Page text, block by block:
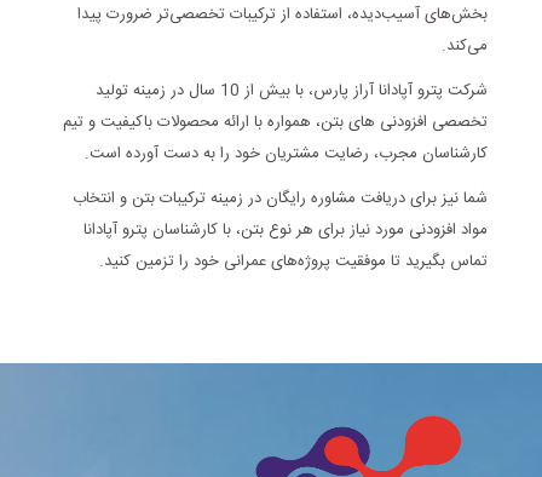
بخش‌های آسیب‌دیده، استفاده از ترکیبات تخصصی‌تر ضرورت پیدا
می‌کند.
شرکت پترو آپادانا آراز پارس، با بیش از 10 سال در زمینه تولید
تخصصی افزودنی های بتن، همواره با ارائه محصولات باکیفیت و تیم
کارشناسان مجرب، رضایت مشتریان خود را به دست آورده است.
شما نیز برای دریافت مشاوره رایگان در زمینه ترکیبات بتن و انتخاب
مواد افزودنی مورد نیاز برای هر نوع بتن، با کارشناسان پترو آپادانا
تماس بگیرید تا موفقیت پروژه‌های عمرانی خود را تزمین کنید.